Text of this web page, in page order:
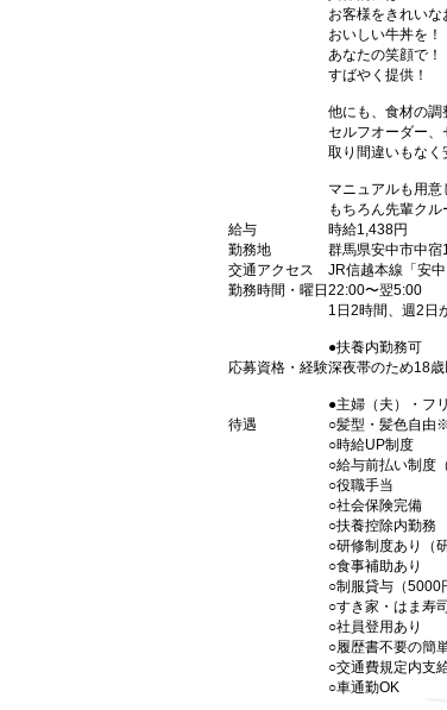
お客様をきれいな
おいしい牛丼を！
あなたの笑顔で！
すばやく提供！
他にも、食材の調
セルフオーダー
取り間違いもなく
マニュアルも用意
もちろん先輩クル
給与
時給1,438円
勤務地
群馬県安中市中
交通アクセス
JR信越本線「安
勤務時間・曜日 22:00〜翌5:00
1日2時間、週2日
●扶養内勤務可
応募資格・経験深夜帯のため18
●主婦（夫）・フ
待遇
○髪型・髪色自由
○時給UP制度
○給与前払い制度
○役職手当
○社会保険完備
○扶養控除内勤務
○研修制度あり（
○食事補助あり
○制服貸与（5000
○すき家・はま寿
○社員登用あり
○履歴書不要の簡
○交通費規定内支
○車通勤OK